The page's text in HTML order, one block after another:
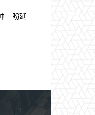
盼延